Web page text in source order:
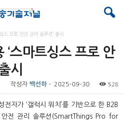
스 프로 안전 관리 솔루션’ 출시
‘스마트싱스 프로 안
시
작성자 백선하 - 2025-09-30 528
전자가 ‘갤럭시 워치’를 기반으로 한 B2B
안전 관리 솔루션(SmartThings Pro for